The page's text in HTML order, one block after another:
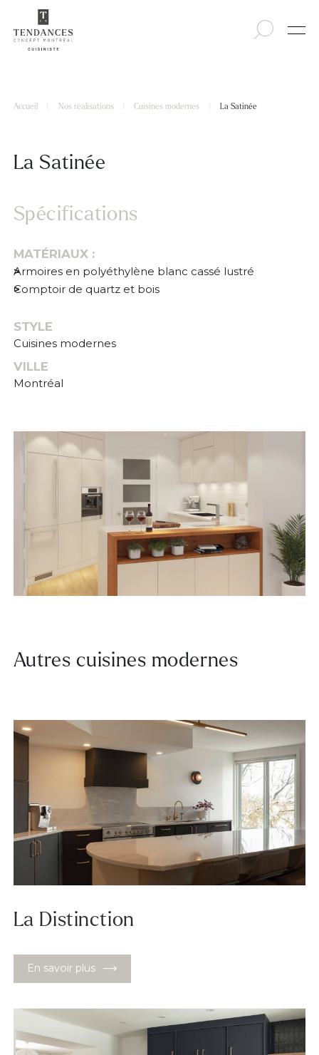
Accueil Nos réalisations Cuisines modernes La Satinée
La Satinée
Spécifications
MATÉRIAUX :
Armoires en polyéthylène blanc cassé lustré
Comptoir de quartz et bois
STYLE
Cuisines modernes
VILLE
Montréal
Autres cuisines modernes
La Distinction
En savoir plus